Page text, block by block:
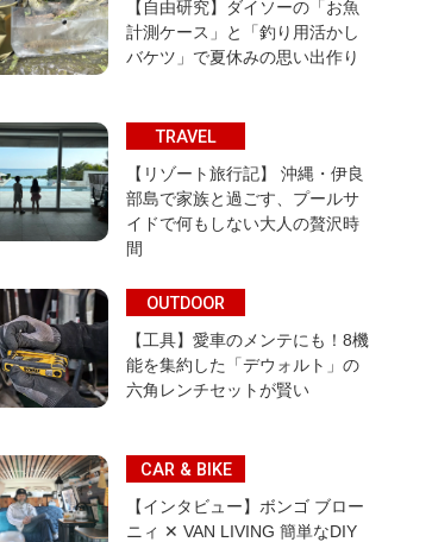
【自由研究】ダイソーの「お魚
計測ケース」と「釣り用活かし
バケツ」で夏休みの思い出作り
TRAVEL
【リゾート旅行記】 沖縄・伊良
部島で家族と過ごす、プールサ
イドで何もしない大人の贅沢時
間
OUTDOOR
【工具】愛車のメンテにも！8機
能を集約した「デウォルト」の
六角レンチセットが賢い
CAR & BIKE
【インタビュー】ボンゴ ブロー
ニィ ✕ VAN LIVING 簡単なDIY